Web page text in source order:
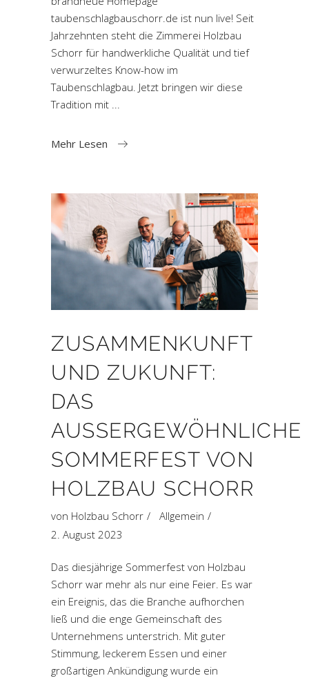
taubenschlagbauschorr.de ist nun live! Seit
Jahrzehnten steht die Zimmerei Holzbau
Schorr für handwerkliche Qualität und tief
verwurzeltes Know-how im
Taubenschlagbau. Jetzt bringen wir diese
Tradition mit
Mehr Lesen
ZUSAMMENKUNFT
UND ZUKUNFT:
DAS
AUSSERGEWÖHNLICHE S
OMMERFEST VON H
OLZBAU SCHORR
von Holzbau Schorr
Allgemein
2. August 2023
Das diesjährige Sommerfest von Holzbau
Schorr war mehr als nur eine Feier. Es war
ein Ereignis, das die Branche aufhorchen
ließ und die enge Gemeinschaft des
Unternehmens unterstrich. Mit guter
Stimmung, leckerem Essen und einer
großartigen Ankündigung wurde ein